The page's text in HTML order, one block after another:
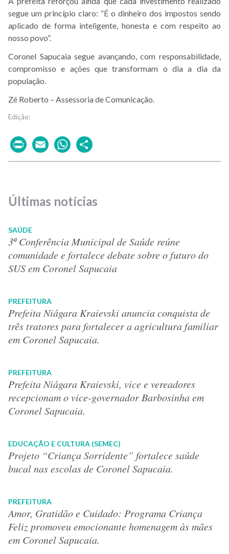
segue um princípio claro: “É o dinheiro dos impostos sendo
aplicado de forma inteligente, honesta e com respeito ao
nosso povo”.
Coronel Sapucaia segue avançando, com responsabilidade,
compromisso e ações que transformam o dia a dia da
população.
Zé Roberto – Assessoria de Comunicação.
PrintEmailWhatsApp
Últimas notícias
SAÚDE
3ª Conferência Municipal de Saúde reúne
comunidade e fortalece debate sobre o futuro do
SUS em Coronel Sapucaia
PREFEITURA
Prefeita Niágara Kraievski anuncia conquista de
três tratores para fortalecer a agricultura familiar
em Coronel Sapucaia.
PREFEITURA
Prefeita Niágara Kraievski, vice e vereadores
recepcionam o vice-governador Barbosinha em
Coronel Sapucaia.
EDUCAÇÃO E CULTURA (SEMEC)
Projeto “Criança Sorridente” fortalece saúde
bucal nas escolas de Coronel Sapucaia.
PREFEITURA
Amor, Gratidão e Cuidado: Programa Criança
Feliz promoveu emocionante homenagem às mães
em Coronel Sapucaia.